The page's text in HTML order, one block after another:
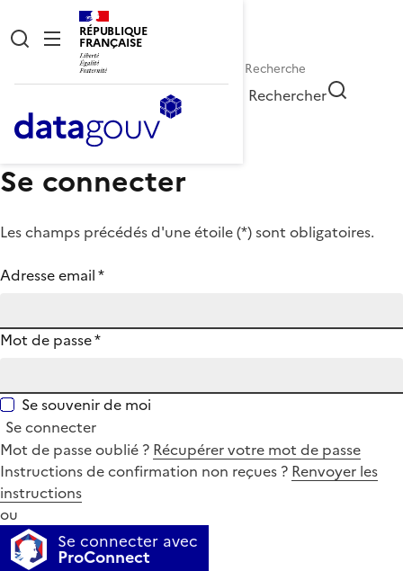
RÉPUBLIQUE
FRANÇAISE
Rechercher
Se connecter
Les champs précédés d'une étoile (*) sont obligatoires.
Adresse email*
Mot de passe*
Se souvenir de moi
Se connecter
Mot de passe oublié ? Récupérer votre mot de passe
Instructions de confirmation non reçues ? Renvoyer les
instructions
ou
Se connecter avec
ProConnect